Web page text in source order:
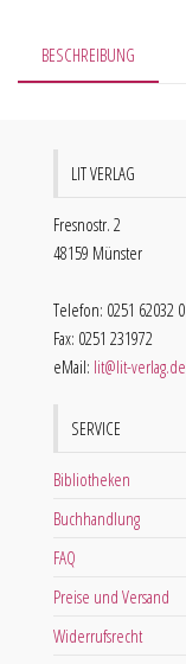
BESCHREIBUNG
LIT VERLAG
Fresnostr. 2
48159 Münster
Telefon: 0251 62032 0
Fax: 0251 231972
eMail: lit@lit-verlag.de
SERVICE
Bibliotheken
Buchhandlung
FAQ
Preise und Versand
Widerrufsrecht